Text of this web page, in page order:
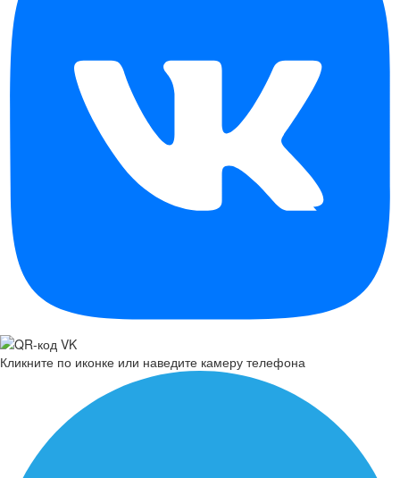
Кликните по иконке или наведите камеру телефона